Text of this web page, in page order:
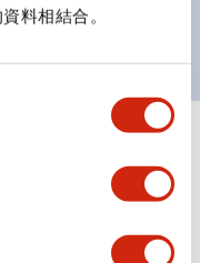
料相結合。
別。